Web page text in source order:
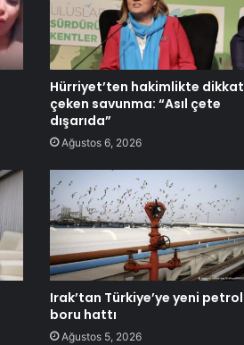
Hürriyet’ten hakimlikte dikkat
çeken savunma: “Asıl çete
dışarıda”
Ağustos 6, 2026
Irak’tan Türkiye’ye yeni petrol
boru hattı
Ağustos 5, 2026